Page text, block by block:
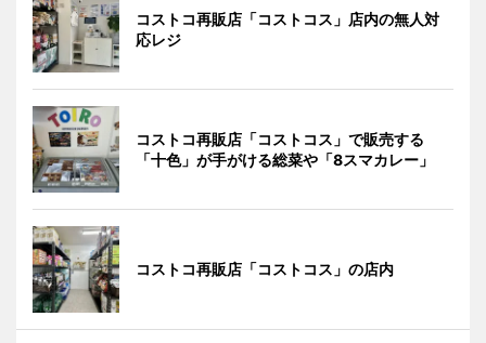
コストコ再販店「コストコス」店内の無人対
応レジ
コストコ再販店「コストコス」で販売する
「十色」が手がける総菜や「8スマカレー」
コストコ再販店「コストコス」の店内